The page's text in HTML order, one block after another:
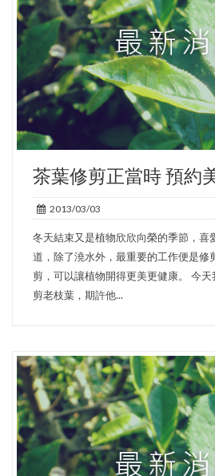
茶葉修剪正當時 預約
2013/03/03
冬天結束又是植物欣欣向榮的季節，喜
道，除了澆水外，最重要的工作便是修
剪，可以讓植物開得更美更健康。 今
剪老枝葉，期許他...